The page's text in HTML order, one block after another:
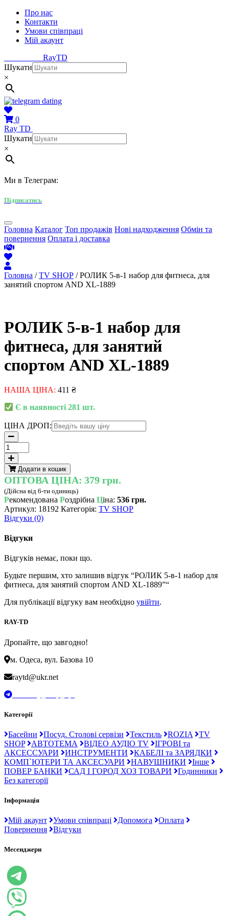
Про нас
Контакти
Умови співпраці
Мій акаунт
RayTD
Шукати
×
0
Ray TD
Шукати
×
Ми в Телеграм:
Підписатись
Головна Каталог Топ продажів Нові надходження Обмін та
повернення Оплата і доставка
Головна /TV SHOP / РОЛИК 5-в-1 набор для фитнеса, для
занятий спортом AND XL-1889
РОЛИК 5-в-1 набор для
фитнеса, для занятий
спортом AND XL-1889
НАША ЦІНА: 411 ₴
Є в наявності 281 шт.
ЦІНА ДРОП:
РОЛИК
5-
в-1
набор
для
фитнеса,
для
занятий
спортом
XL-
кількість
Додати в кошик
ОПТОВА ЦІНА: 379 грн.
(Дійсна від 6-ти одиниць)
Рекомендована Роздрібна Ціна: 536 грн.
Артикул: 18192 Категорія: TV SHOP
Відгуки (0)
Відгуки
Відгуків немає, поки що.
Будьте першим, хто залишив відгук “РОЛИК 5-в-1 набор для
фитнеса, для занятий спортом AND XL-1889”“
Для публікації відгуку вам необхідно увійти.
RAY-TD
Дропайте, що завгодно!
м. Одеса, вул. Базова 10
raytd@ukr.net
Категорії
Басейни Посуд. Столові сервізи Текстиль ROZIA
TV
SHOP
АВТОТЕМА ВІДЕО АУДІО TV
ІГРОВІ та
АКСЕССУАРИ
ИНСТРУМЕНТИ
КАБЕЛІ та ЗАРЯДКИ
КОМП`ЮТЕРИ ТА АКСЕСУАРИ
НАВУШНИКИ
Інше
ПОВЕР БАНКИ
САД І ГОРОД ХОЗ ТОВАРИ
Годинники
Без категорії
Інформація
Мій акаунт Умови співпраці Допомога
Оплата
Повернення
Відгуки
Месенджери